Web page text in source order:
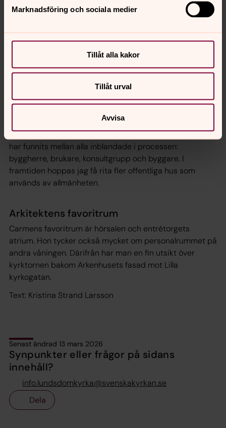
Marknadsföring och sociala medier
Tillåt alla kakor
Tillåt urval
Avvisa
Många inblandade var en nödvändighet
Upplevelsen av materialets tyngd kontrasterar vackert
fasad- och taköppningar.
– Jag hoppas att det blir en inspirerande och
inbjudande miljö för verksamheten och att byggnaden
drömprojekt med tanke på det förtroende som jag har
fått av domkyrkorådet och det positiva samarbetet som
har funnits mellan alla inblandade i processen:
byggherre, brukare, konsultgrupp och byggare. I
framtiden hoppas jag få rita fler offentliga hus som
används av allmänheten.
Arkitektens favoritrum
Carmens favoritrum är hörsalen och entrétorgets
atrium. Hon tycker också mycket om personalrummet på
andra våningen. Därifrån har man en fin utsikt över
kyrktornen bakom Arkenhusets fasad mot Lilla
kyrkogatan.
Text: Kristina Strand Larsson
Senast ändrad 13 mars 2026
Synpunkter eller frågor på sidans
innehåll?
info.lundsdomkyrka@svenskakyrkan.se
Dela